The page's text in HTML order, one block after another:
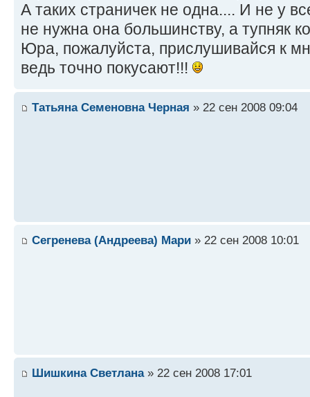
А таких страничек не одна.... И не у
не нужна она большинству, а тупняк
Юра, пожалуйста, прислушивайся к
ведь точно покусают!!!
Татьяна Семеновна Черная » 22 сен 2008 09:04
Сегренева (Андреева) Мари » 22 сен 2008 10:01
Шишкина Светлана» 22 сен 2008 17:01